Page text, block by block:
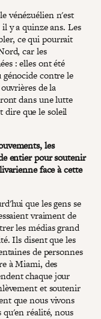
vénézuélien n'est
y a quinze ans. Les
ce qui pourrait
car les
: elles ont été
génocide contre le
de la
dans une lutte
dire que le soleil
les
entier pour soutenir
face à cette
que les gens se
vraiment de
les médias grand
Ils disent que les
de personnes
à Miami, des
chaque jour
et soutenir
que nous vivons
qu'en réalité, nous